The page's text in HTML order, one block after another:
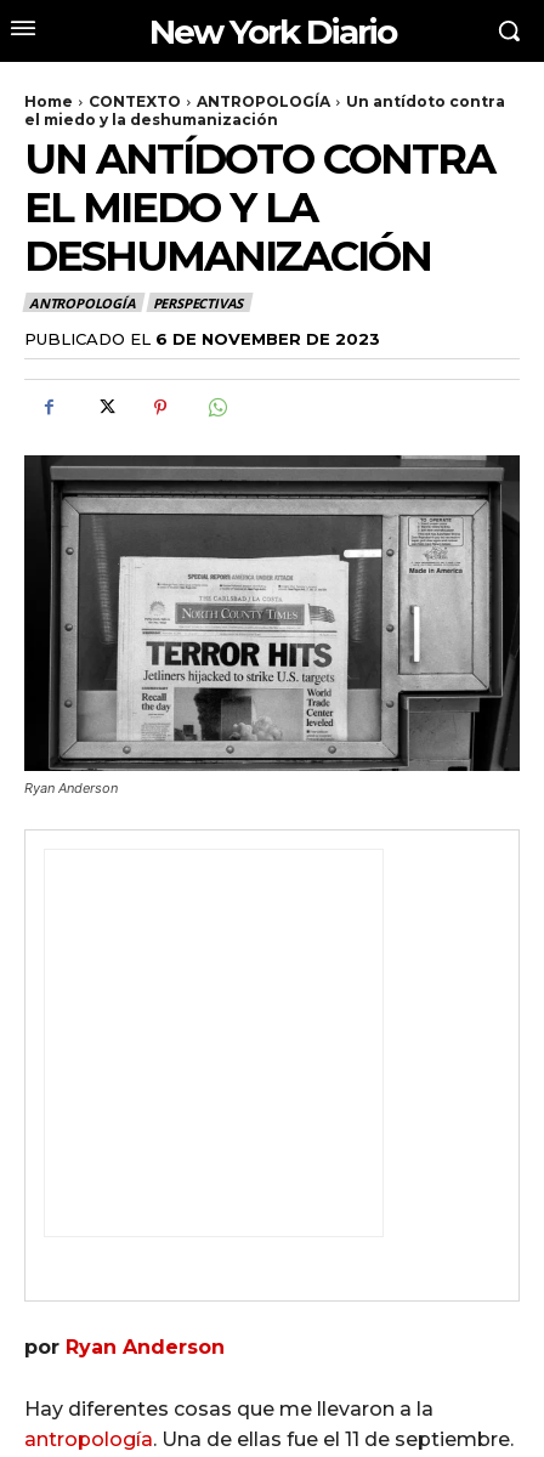
New York Diario
Home CONTEXTO ANTROPOLOGÍA
Un antídoto contra
el miedo y la deshumanización
UN ANTÍDOTO CONTRA
EL MIEDO Y LA
DESHUMANIZACIÓN
ANTROPOLOGÍA PERSPECTIVAS
PUBLICADO EL 6 DE NOVEMBER DE 2023
Ryan Anderson
por Ryan Anderson
Hay diferentes cosas que me llevaron a la
antropología. Una de ellas fue el 11 de septiembre.